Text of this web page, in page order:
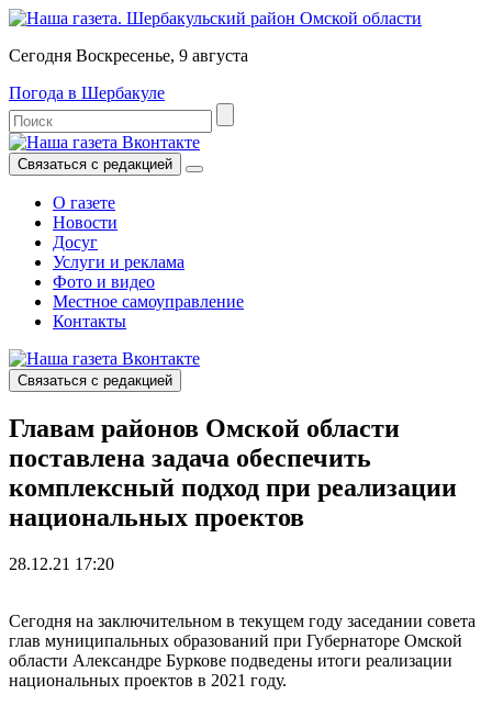
Сегодня Воскресенье, 9 августа
Погода в Шербакуле
Связаться с редакцией
О газете
Новости
Досуг
Услуги и реклама
Фото и видео
Местное самоуправление
Контакты
Связаться с редакцией
Главам районов Омской области
поставлена задача обеспечить
комплексный подход при реализации
национальных проектов
28.12.21 17:20
Сегодня на заключительном в текущем году заседании совета
глав муниципальных образований при Губернаторе Омской
области Александре Буркове подведены итоги реализации
национальных проектов в 2021 году.